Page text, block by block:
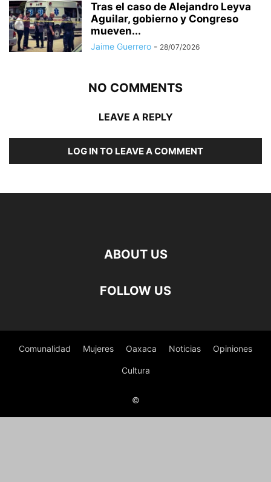
Tras el caso de Alejandro Leyva
Aguilar, gobierno y Congreso
mueven...
Jaime Guerrero - 28/07/2026
NO COMMENTS
LEAVE A REPLY
LOG IN TO LEAVE A COMMENT
ABOUT US
FOLLOW US
Comunalidad Mujeres Oaxaca Noticias Opiniones
Cultura
©